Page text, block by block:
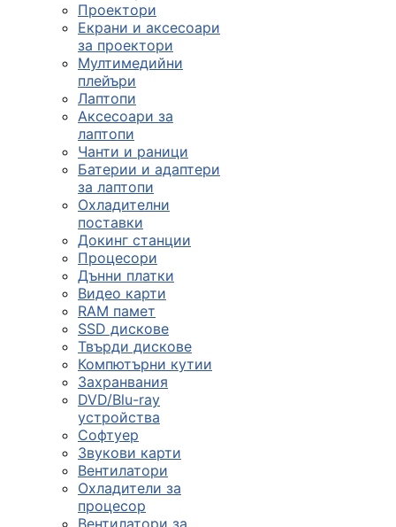
Проектори
Екрани и аксесоари
за проектори
Мултимедийни
плейъри
Лаптопи
Аксесоари за
лаптопи
Чанти и раници
Батерии и адаптери
за лаптопи
Охладителни
поставки
Докинг станции
Процесори
Дънни платки
Видео карти
RAM памет
SSD дискове
Твърди дискове
Компютърни кутии
Захранвания
DVD/Blu-ray
устройства
Софтуер
Звукови карти
Вентилатори
Охладители за
процесор
Вентилатори за